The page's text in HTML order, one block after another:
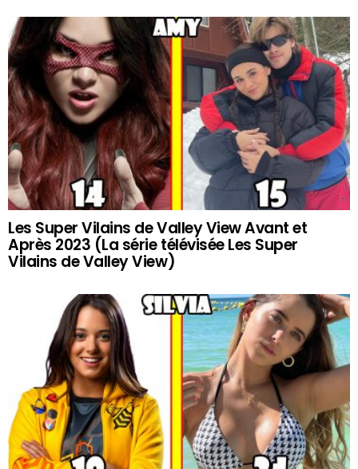
Les Super Vilains de Valley View Avant et
Après 2023 (La série télévisée Les Super
Vilains de Valley View)